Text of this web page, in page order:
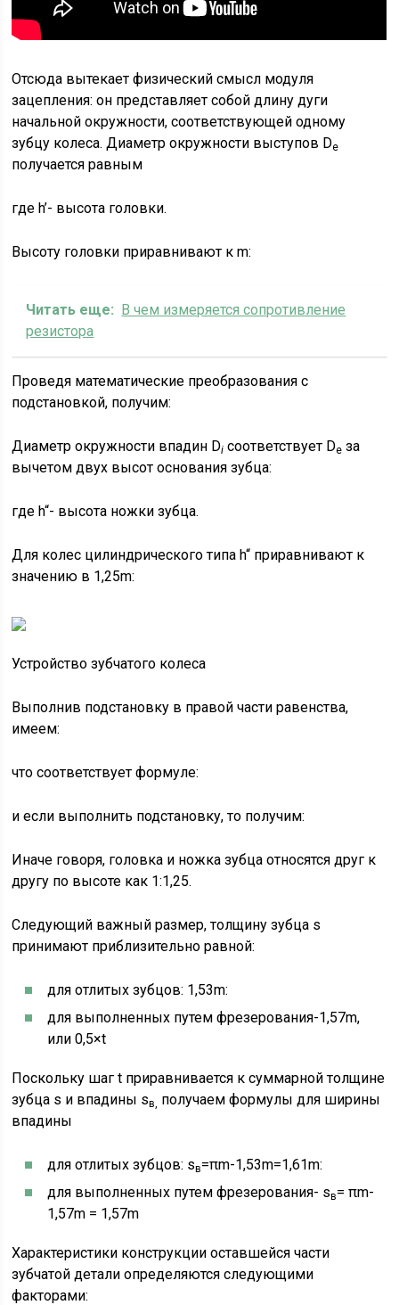
Отсюда вытекает физический смысл модуля
зацепления: он представляет собой длину дуги
начальной окружности, соответствующей одному
зубцу колеса. Диаметр окружности выступов De
получается равным
где h’- высота головки.
Высоту головки приравнивают к m:
Читать еще: В чем измеряется сопротивление
резистора
Проведя математические преобразования с
подстановкой, получим:
Диаметр окружности впадин Di соответствует De за
вычетом двух высот основания зубца:
где h“- высота ножки зубца.
Для колес цилиндрического типа h“ приравнивают к
значению в 1,25m:
Устройство зубчатого колеса
Выполнив подстановку в правой части равенства,
имеем:
что соответствует формуле:
и если выполнить подстановку, то получим:
Иначе говоря, головка и ножка зубца относятся друг к
другу по высоте как 1:1,25.
Следующий важный размер, толщину зубца s
принимают приблизительно равной:
для отлитых зубцов: 1,53m:
для выполненных путем фрезерования-1,57m,
или 0,5×t
Поскольку шаг t приравнивается к суммарной толщине
зубца s и впадины sв, получаем формулы для ширины
впадины
для отлитых зубцов: sв=πm-1,53m=1,61m:
для выполненных путем фрезерования- sв= πm-
1,57m = 1,57m
Характеристики конструкции оставшейся части
зубчатой детали определяются следующими
факторами: